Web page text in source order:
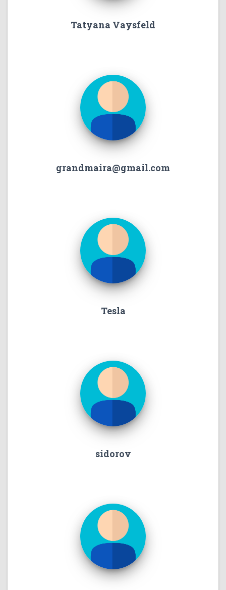
Tatyana Vaysfeld
grandmaira@gmail.com
Tesla
sidorov